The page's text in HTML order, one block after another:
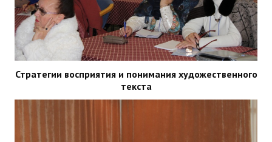
Стратегии восприятия и понимания художественного
текста